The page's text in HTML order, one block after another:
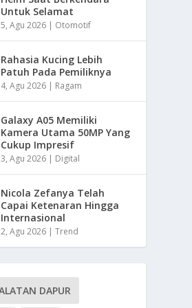
Untuk Selamat
5, Agu 2026 | Otomotif
Rahasia Kucing Lebih
Patuh Pada Pemiliknya
4, Agu 2026 | Ragam
Galaxy A05 Memiliki
Kamera Utama 50MP Yang
Cukup Impresif
3, Agu 2026 | Digital
Nicola Zefanya Telah
Capai Ketenaran Hingga
Internasional
2, Agu 2026 |Trend
DAPUR